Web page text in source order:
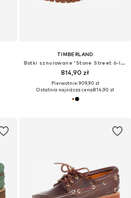
TIMBERLAND
Botki sznurowane 'Stone Street 6-Inch'
814,90 zł
Pierwotnie: 909,90 zł
Ostatnia najniższa cena:814,90 zł